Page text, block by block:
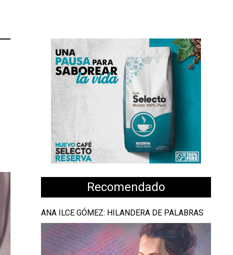
Recomendado
ANA ILCE GÓMEZ: HILANDERA DE PALABRAS